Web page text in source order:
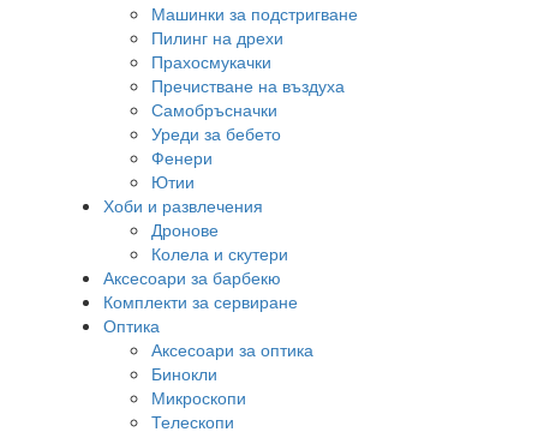
Машинки за подстригване
Пилинг на дрехи
Прахосмукачки
Пречистване на въздуха
Самобръсначки
Уреди за бебето
Фенери
Ютии
Хоби и развлечения
Дронове
Колела и скутери
Аксесоари за барбекю
Комплекти за сервиране
Оптика
Аксесоари за оптика
Бинокли
Микроскопи
Телескопи